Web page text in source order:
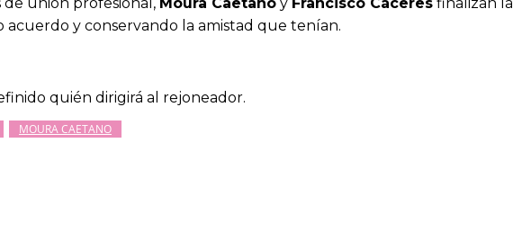
acuerdo y conservando la amistad que tenían.
quién dirigirá al rejoneador.
MOURA CAETANO